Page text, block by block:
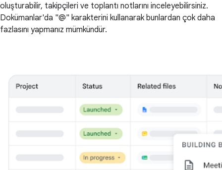
oluşturabilir, takipçileri ve toplantı notlarını inceleyebilirsiniz.
Dokümanlar'da "@" karakterini kullanarak bunlardan çok daha
fazlasını yapmanız mümkündür.